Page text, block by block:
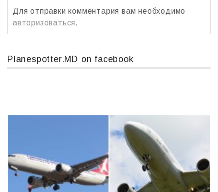
Для отправки комментария вам необходимо
авторизоваться.
Planespotter.MD on facebook